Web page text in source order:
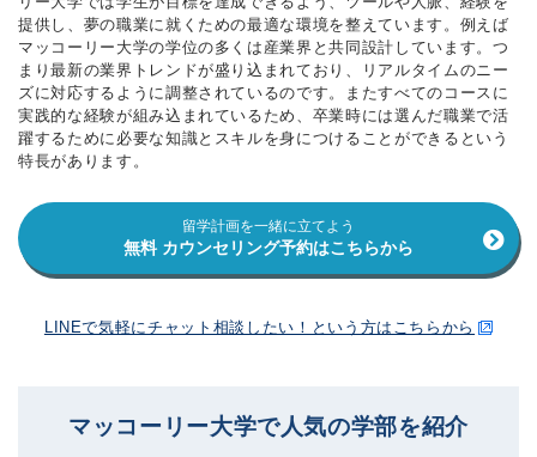
提供し、夢の職業に就くための最適な環境を整えています。例えば
マッコーリー大学の学位の多くは産業界と共同設計しています。つ
まり最新の業界トレンドが盛り込まれており、リアルタイムのニー
ズに対応するように調整されているのです。またすべてのコースに
実践的な経験が組み込まれているため、卒業時には選んだ職業で活
躍するために必要な知識とスキルを身につけることができるという
特長があります。
留学計画を一緒に立てよう
無料 カウンセリング予約はこちらから
LINEで気軽にチャット相談したい！という方はこちらから
マッコーリー大学で人気の学部を紹介